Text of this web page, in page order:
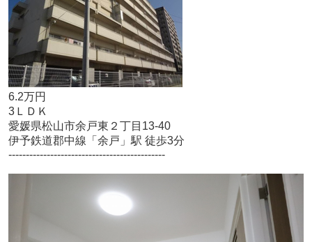
6.2万円
3ＬＤＫ
愛媛県松山市余戸東２丁目13-40
伊予鉄道郡中線「余戸」駅 徒歩3分
---------------------------------------------